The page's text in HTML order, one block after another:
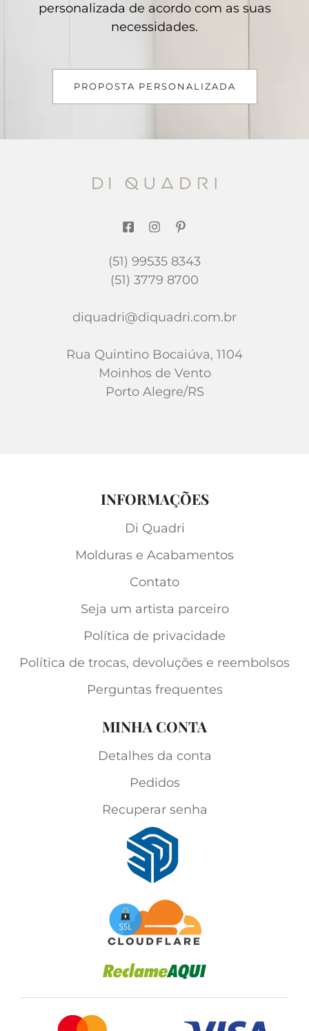
personalizada de acordo com as suas
necessidades.
PROPOSTA PERSONALIZADA
(51) 99535 8343
(51) 3779 8700
diquadri@diquadri.com.br
Rua Quintino Bocaiúva, 1104
Moinhos de Vento
Porto Alegre/RS
INFORMAÇÕES
Di Quadri
Molduras e Acabamentos
Contato
Seja um artista parceiro
Política de privacidade
Política de trocas, devoluções e reembolsos
Perguntas frequentes
MINHA CONTA
Detalhes da conta
Pedidos
Recuperar senha